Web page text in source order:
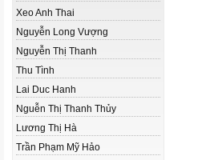
Xeo Anh Thai
Nguyễn Long Vượng
Nguyễn Thị Thanh
Thu Tình
Lai Duc Hanh
Nguễn Thị Thanh Thủy
Lương Thị Hà
Trần Phạm Mỹ Hảo